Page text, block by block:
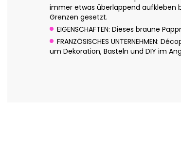
immer etwas überlappend aufkleben
Grenzen gesetzt.
EIGENSCHAFTEN: Dieses braune
FRANZÖSISCHES
um Dekoration, Basteln und DIY im